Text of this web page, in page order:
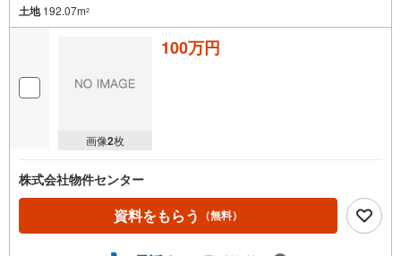
土地192.07m2
画像2枚
100万円
株式会社物件センター
資料をもらう （無料）